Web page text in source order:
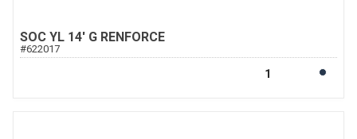
SOC YL 14' G RENFORCE
#622017